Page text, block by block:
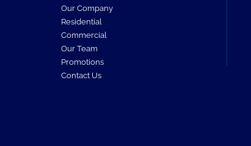
Our Company
Residential
Commercial
Our Team
Promotions
Contact Us